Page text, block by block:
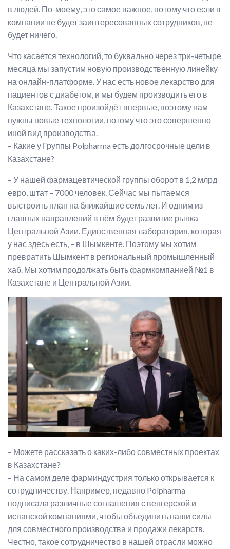
в людей. По-моему, это самое важное, потому что если в
компании не будет заинтересованных сотрудников, не
будет ничего.
Что касается технологий, то буквально через три-четыре
месяца мы запустим новую производственную линейку
на онлайн-платформе. У нас есть новое лекарство для
пациентов с диабетом, и мы будем производить его в
Казахстане. Такое произойдёт впервые, поэтому нам
нужны новые технологии, потому что это совершенно
иной вид производства.
– Какие у Группы Polpharma есть долгосрочные цели в
Казахстане?
– У нашей фармацевтической группы оборот в 1,2 млрд
евро, штат – 7000 человек. Сейчас мы пытаемся
выстроить план на ближайшие семь лет. И одним из
главных направлений в нём будет развитие рынка
Центральной Азии. Единственная лаборатория, которая
у нас здесь есть, – в Шымкенте. Поэтому мы хотим
превратить Шымкент в региональный промышленный
хаб. Мы хотим продолжать быть фармкомпанией №1 в
Казахстане и Центральной Азии.
– Можете рассказать о каких-либо совместных проектах
в Казахстане?
– На самом деле фарминдустрия только открывается к
сотрудничеству. Например, недавно Polpharma
подписала различные соглашения с венгерской и
испанской компаниями, чтобы объединить наши силы
для совместного производства и продажи лекарств.
Честно, такое сотрудничество в нашей отрасли можно